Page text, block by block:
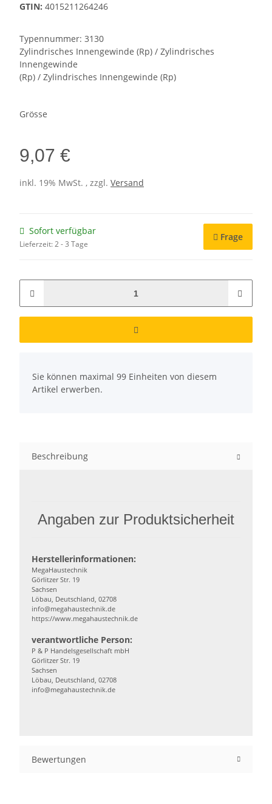
GTIN: 4015211264246
Typennummer: 3130
Zylindrisches Innengewinde (Rp) / Zylindrisches
Innengewinde
(Rp) / Zylindrisches Innengewinde (Rp)
Grösse
9,07 €
inkl. 19% MwSt. , zzgl. Versand
Sofort verfügbar
Lieferzeit:2 - 3 Tage
Frage
Sie können maximal 99 Einheiten von diesem
Artikel erwerben.
Beschreibung
Angaben zur Produktsicherheit
Herstellerinformationen:
MegaHaustechnik
Görlitzer Str. 19
Sachsen
Löbau, Deutschland, 02708
info@megahaustechnik.de
https://www.megahaustechnik.de
verantwortliche Person:
P & P Handelsgesellschaft mbH
Görlitzer Str. 19
Sachsen
Löbau, Deutschland, 02708
info@megahaustechnik.de
Bewertungen